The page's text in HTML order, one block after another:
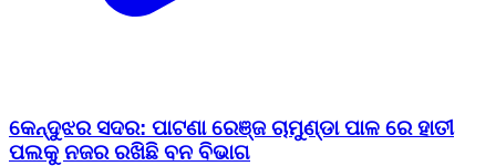
କେନ୍ଦୁଝର ସଦର: ପାଟଣା ରେଞ୍ଜ ଚାମୁଣ୍ଡା ପାଳ ରେ ହାତୀ
ପଲକୁ ନଜର ରଖିଛି ବନ ବିଭାଗ